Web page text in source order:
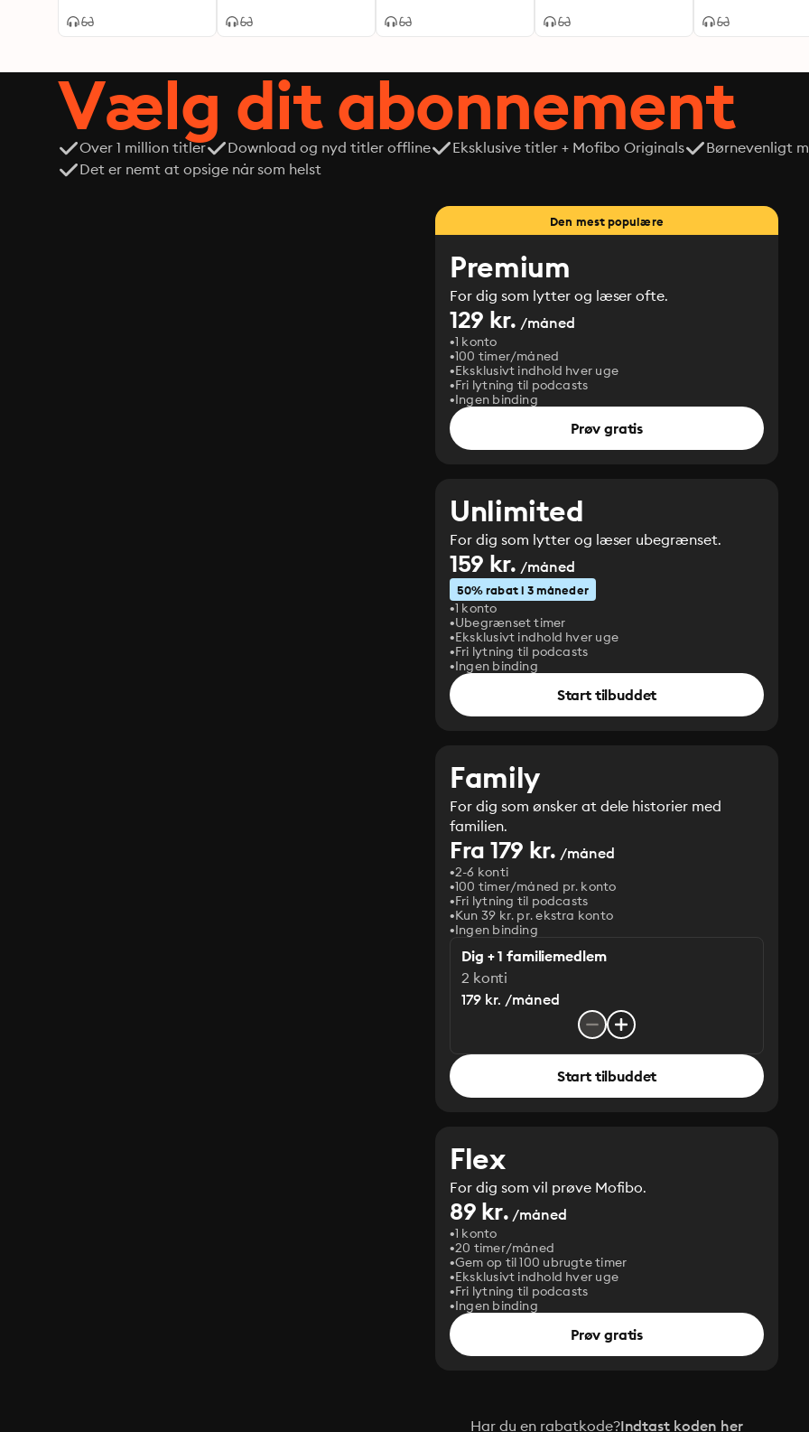
Vælg dit abonnement
Over 1 million titler Download og nyd titler offline Eksklusive titler + Mofibo Originals
Børnevenligt
Det er nemt at opsige når som helst
Den mest populære
Premium
For dig som lytter og læser ofte.
129 kr. /måned
1 konto
100 timer/måned
Eksklusivt indhold hver uge
Fri lytning til podcasts
Ingen binding
Prøv gratis
Unlimited
For dig som lytter og læser ubegrænset.
159 kr. /måned
50% rabat i 3 måneder
1 konto
Ubegrænset timer
Eksklusivt indhold hver uge
Fri lytning til podcasts
Ingen binding
Start tilbuddet
Family
For dig som ønsker at dele historier med
familien.
Fra 179 kr. /måned
2-6 konti
100 timer/måned pr. konto
Fri lytning til podcasts
Kun 39 kr. pr. ekstra konto
Ingen binding
Dig + 1 familiemedlem
2 konti
179 kr. /måned
Start tilbuddet
Flex
For dig som vil prøve Mofibo.
89 kr. /måned
1 konto
20 timer/måned
Gem op til 100 ubrugte timer
Eksklusivt indhold hver uge
Fri lytning til podcasts
Ingen binding
Prøv gratis
Har du en rabatkode?Indtast koden her